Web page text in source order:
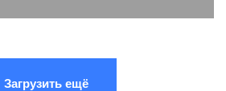
Загрузить ещё